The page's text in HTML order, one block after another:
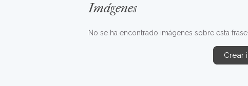
Imágenes
No se ha encontrado imágenes sobre esta
Crear